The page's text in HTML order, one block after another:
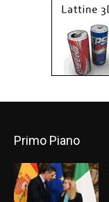
Primo Piano